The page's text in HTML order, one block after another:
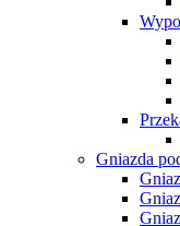
Gniazda